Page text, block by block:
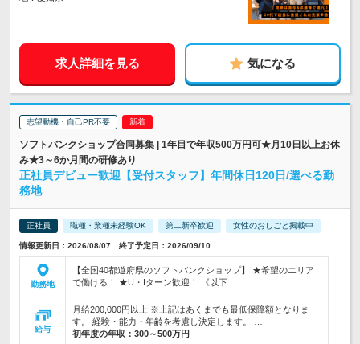
求人詳細を見る 気になる
志望動機・自己PR不要
ソフトバンクショップ合同募集 | 1年目で年収500万円可★月10日以上お休
み★3～6か月間の研修あり
正社員デビュー歓迎【受付スタッフ】年間休日120日/選べる勤
務地
正社員 職種・業種未経験OK 第二新卒歓迎 女性のおしごと掲載中
情報更新日：2026/08/07 終了予定日：2026/09/10
勤務地
【全国40都道府県のソフトバンクショップ】 ★希望のエリア
で働ける！ ★U・Iターン歓迎！ 《以下…
給与
月給200,000円以上 ※上記はあくまでも最低保障額となりま
す。 経験・能力・年齢を考慮し決定します。 …
初年度の年収： 300～500万円